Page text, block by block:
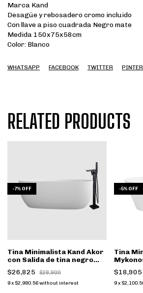
Marca Kand
Desagüe y rebosadero cromo incluido
Con llave a piso cuadrada Negro mate
Medida 150x75x58cm
Color: Blanco
WHATSAPP FACEBOOK TWITTER
RELATED PRODUCTS
-7% OFF
Tina Minimalista Kand Akor
con Salida de tina negro
mate FS002NC
$26,825 $28,900
9x $2,980.56without interest
-5% OFF
Tina
$18,905
9 x